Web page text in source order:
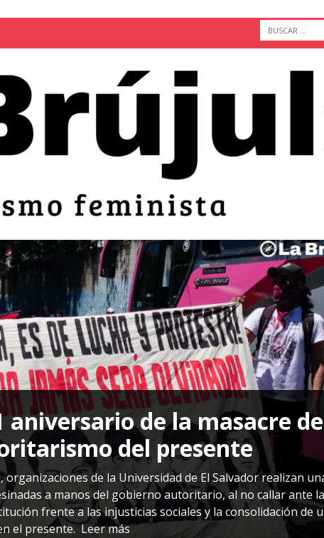
desaparece del territorio
de 1975 y denuncian el
Hernández: víctima del régimen de
para 2027
ACTUALIDAD
de la masacre
del presente
de la Universidad de El Salvador realizan
a manos del gobierno autoritario, al no callar ante
frente a las injusticias sociales y la consolidación de
el presente.Leer más